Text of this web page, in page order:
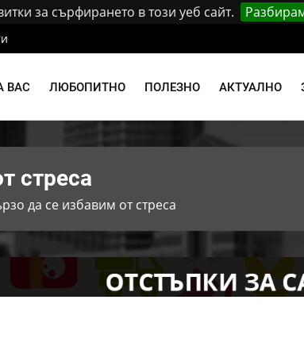
за сърфирането в този уеб сайт.
ВАС ЛЮБОПИТНО ПОЛЕЗНО АКТУАЛНО
стреса
да се избавим от стреса